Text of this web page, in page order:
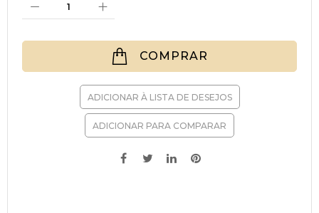
COMPRAR
ADICIONAR À LISTA DE DESEJOS
ADICIONAR PARA COMPARAR